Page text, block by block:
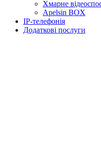
Хмарне
Apelsin BOX
IP-телефонія
Додаткові послуги